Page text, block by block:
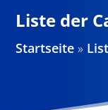
Projekte
Liste der
Startseite »